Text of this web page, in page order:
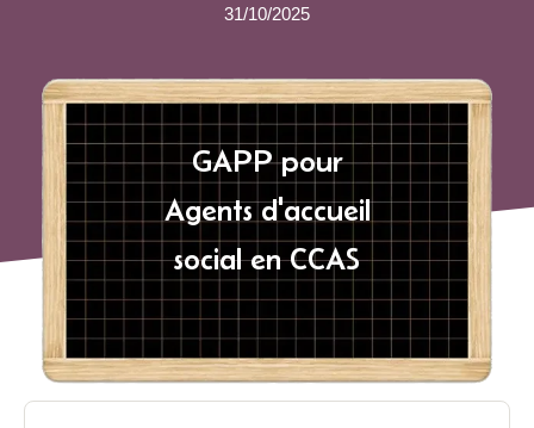
31/10/2025
GAPP pour
Agents d'accueil
social en CCAS